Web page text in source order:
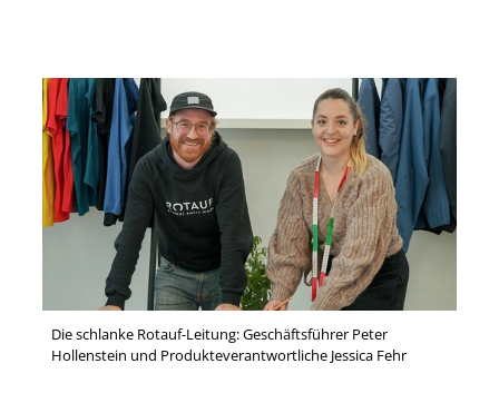
Die schlanke Rotauf-Leitung: Geschäftsführer Peter
Hollenstein und Produkteverantwortliche Jessica Fehr